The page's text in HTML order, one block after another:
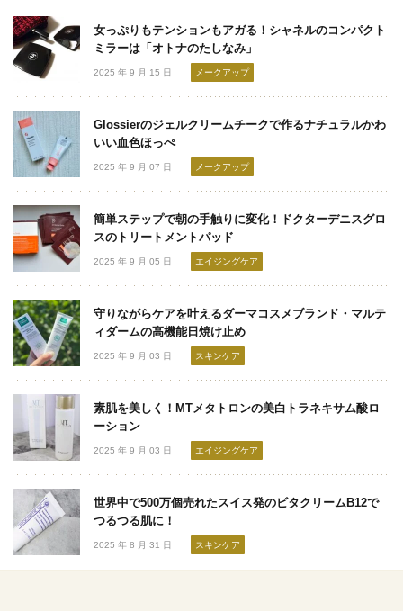
女っぷりもテンションもアガる！シャネルのコンパクト
ミラーは「オトナのたしなみ」
2025 年 9 月 15 日 メークアップ
Glossierのジェルクリームチークで作るナチュラルかわ
いい血色ほっぺ
2025 年 9 月 07 日 メークアップ
簡単ステップで朝の手触りに変化！ドクターデニスグロ
スのトリートメントパッド
2025 年 9 月 05 日 エイジングケア
守りながらケアを叶えるダーマコスメブランド・マルテ
ィダームの高機能日焼け止め
2025 年 9 月 03 日 スキンケア
素肌を美しく！MTメタトロンの美白トラネキサム酸ロ
ーション
2025 年 9 月 03 日 エイジングケア
世界中で500万個売れたスイス発のビタクリームB12で
つるつる肌に！
2025 年 8 月 31 日 スキンケア